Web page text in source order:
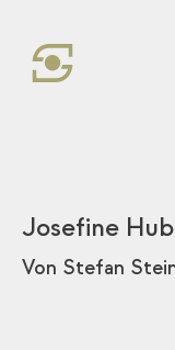
Inhalt
springen
Josefine
Von Stefan